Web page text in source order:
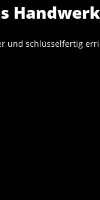
und schlüsselfertig